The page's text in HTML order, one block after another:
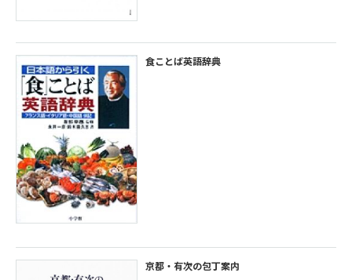
食ことば英語辞典
京都・有次の包丁案内